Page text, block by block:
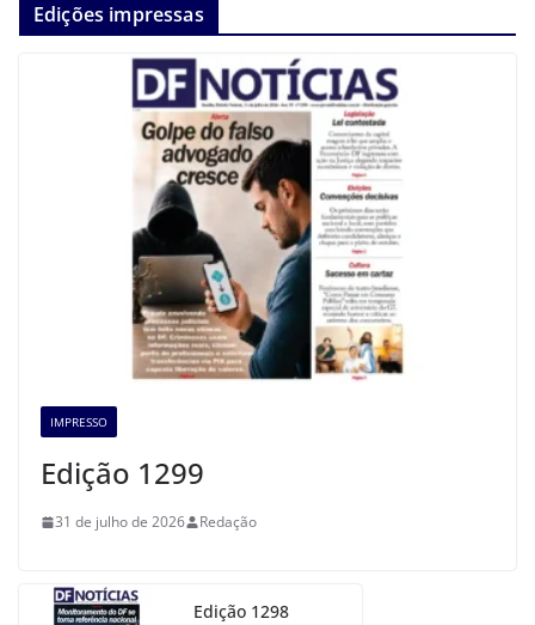
Edições impressas
IMPRESSO
Edição 1299
31 de julho de 2026 Redação
Edição 1298